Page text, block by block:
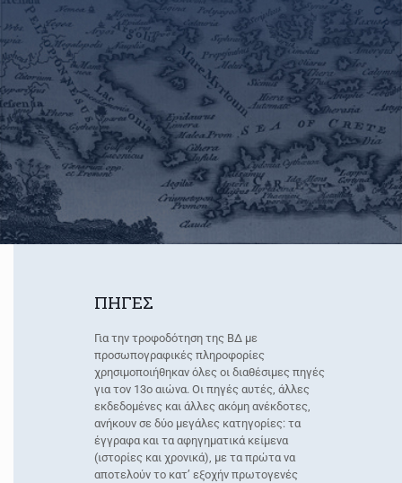
ΠΗΓΕΣ
Για την τροφοδότηση της ΒΔ με
προσωπογραφικές πληροφορίες
χρησιμοποιήθηκαν όλες οι διαθέσιμες πηγές
για τον 13ο αιώνα. Οι πηγές αυτές, άλλες
εκδεδομένες και άλλες ακόμη ανέκδοτες,
ανήκουν σε δύο μεγάλες κατηγορίες: τα
έγγραφα και τα αφηγηματικά κείμενα
(ιστορίες και χρονικά), με τα πρώτα να
αποτελούν το κατ’ εξοχήν πρωτογενές